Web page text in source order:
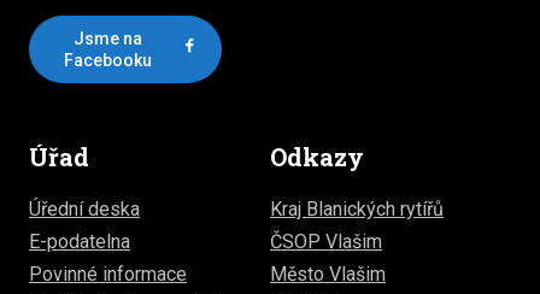
Jsme na
Facebooku
Úřad
Úřední deska
E-podatelna
Povinné informace
Odkazy
Kraj Blanických rytířů
ČSOP Vlašim
Město Vlašim